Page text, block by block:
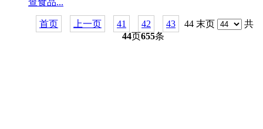
查食品...
首页 上一页 41 42 43 44 末页
共
44页655条